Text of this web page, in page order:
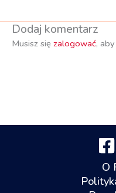
Dodaj komentarz
Musisz się zalogować,
O